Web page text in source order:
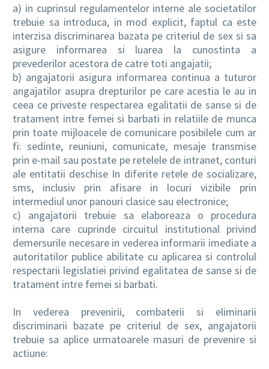
a) in cuprinsul regulamentelor interne ale societatilor
trebuie sa introduca, in mod explicit, faptul ca este
interzisa discriminarea bazata pe criteriul de sex si sa
asigure informarea si luarea la cunostinta a
prevederilor acestora de catre toti angajatii;
b) angajatorii asigura informarea continua a tuturor
angajatilor asupra drepturilor pe care acestia le au in
ceea ce priveste respectarea egalitatii de sanse si de
tratament intre femei si barbati in relatiile de munca
prin toate mijloacele de comunicare posibilele cum ar
fi: sedinte, reuniuni, comunicate, mesaje transmise
prin e-mail sau postate pe retelele de intranet, conturi
ale entitatii deschise In diferite retele de socializare,
sms, inclusiv prin afisare in locuri vizibile prin
intermediul unor panouri clasice sau electronice;
c) angajatorii trebuie sa elaboreaza o procedura
interna care cuprinde circuitul institutional privind
demersurile necesare in vederea informarii imediate a
autoritatilor publice abilitate cu aplicarea si controlul
respectarii legislatiei privind egalitatea de sanse si de
tratament intre femei si barbati.
In vederea prevenirii, combaterii si eliminarii
discriminarii bazate pe criteriul de sex, angajatorii
trebuie sa aplice urmatoarele masuri de prevenire si
actiune: